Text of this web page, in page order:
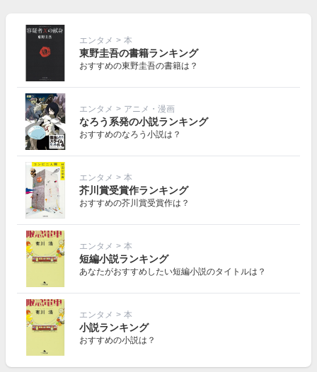
エンタメ > 本
東野圭吾の書籍ランキング
おすすめの東野圭吾の書籍は？
エンタメ > アニメ・漫画
なろう系発の小説ランキング
おすすめのなろう小説は？
エンタメ > 本
芥川賞受賞作ランキング
おすすめの芥川賞受賞作は？
エンタメ > 本
短編小説ランキング
あなたがおすすめしたい短編小説のタイトルは？
エンタメ > 本
小説ランキング
おすすめの小説は？